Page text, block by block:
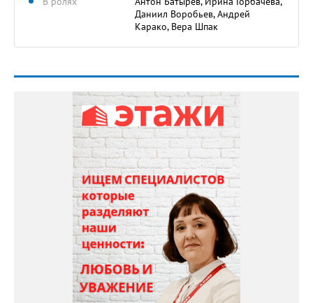
Даниил Воробьев, Андрей
Карако, Вера Шпак